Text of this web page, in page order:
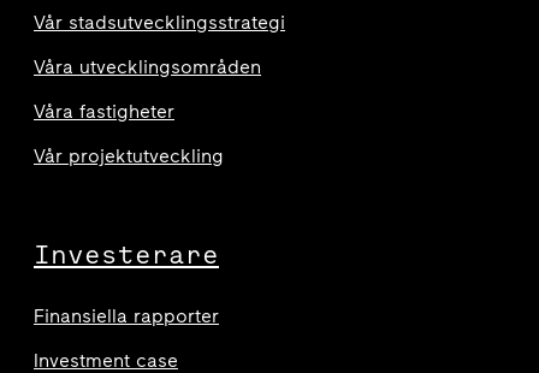
Vår stadsutvecklingsstrategi
Våra utvecklingsområden
Våra fastigheter
Vår projektutveckling
Investerare
Finansiella rapporter
Investment case